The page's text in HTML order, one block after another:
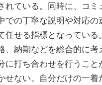
れている。同時に、コミ
での丁寧な説明や対応
任せる指標となっている
、納期などを総合的に
に打ち合わせを行うこ
せない。自分だけの一着